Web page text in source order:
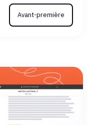
Avant-première